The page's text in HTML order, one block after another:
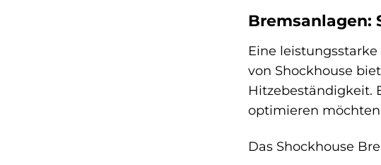
Bremsanlagen:
Eine
von Shockhouse
Hitzebeständigkeit.
optimieren
Das Shockhouse